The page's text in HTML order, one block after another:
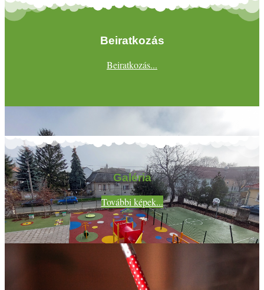
Beiratkozás
Beiratkozás...
Galéria
További képek...